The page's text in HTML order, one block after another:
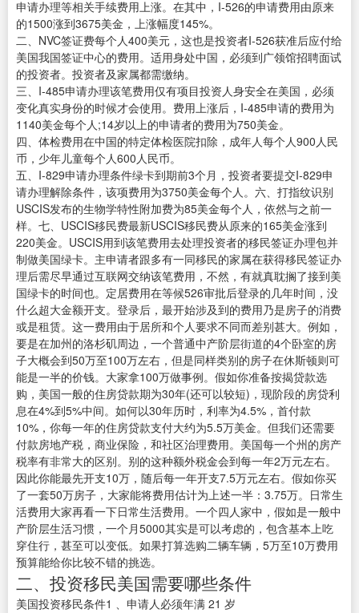
申请办理等相关手续费用上涨。在其中，I-526的申请费用由原来
的1500涨到3675美金，上涨幅度145%。
二、NVC签证费每个人400美元，这也是投资者I-526获准后应付给
美国我国签证中心的费用。适用身处中国，必须到广领馆招聘面试
的投资者。投资者及家属都需缴纳。
三、I-485申请办理该笔费用仅有项目投资人身安全在美国，必须
变化真实身份的时候才会使用。费用上涨后，I-485申请的费用为
1140美金每个人;14岁以上的申请者的费用为750美金。
四、体检费用在中国的特定体检医院扣除，成年人每个人900人民
币，少年儿童每个人600人民币。
五、I-829申请办理条件绿卡到期前3个月，投资者要提交I-829申
请办理解除条件，该项费用为3750美金每个人。六、打指纹识别
USCIS发布的生物学特性附加费为85美金每个人，依然与之前一
样。七、USCIS移民费最新USCIS移民费从原来的165美金涨到
220美金。USCIS用到该笔费用去处理投资者的移民签证办理包并
制做美国绿卡。主申请者跟多有一同移民的家属在获得移民签证办
理后需尽早通过互联网交纳该笔费用，不然，有就真耽搁了接到美
国绿卡的时间也。定居费用在等候526审批后登录的几年时间，没
什么超大金额开支。登录后，最开始涉及到的费用乃是房子的消费
或是租赁。这一费用由于居所和个人要求不同而差别甚大。例如，
要是在加州的洛杉矶周边，一个普通中产阶层街道的4个卧室的房
子大概会到50万至100万左右，但是同样类别的房子在休斯顿则可
能是一半的价钱。大家拿100万做事例。假如你准备按揭贷款选
购，美国一般的住房贷款期为30年(还可以较短)，现阶段的房贷利
息在4%到5%中间。如何以30年历时，利率为4.5%，首付款
10%，你每一年的住房贷款支付大约为5.5万美金。但我们还需要
付款房地产税，商业保险，和社区治理费用。美国每一个州的房产
税率有非常大的区别。别的这种额外税金会到每一年2万元左右。
因此你能最先开支10万，随后每一年开支7.5万元左右。假如你买
了一套50万房子，大家能将费用估计为上述一半：3.75万。日常生
活费用大家再看一下日常生活费用。一个四人家中，假如是一般中
产阶层生活习惯，一个月5000其实是可以考虑的，包含基本上吃
穿住行，甚至可以变低。如果打算选购二辆车辆，5万至10万费用
预算能给你比较不错的挑选。
二、投资移民美国需要哪些条件
美国投资移民条件1 、申请人必须年满 21 岁